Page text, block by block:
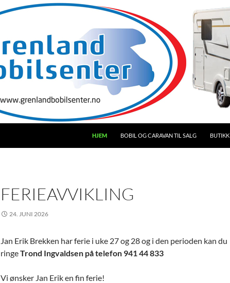
HJEM BOBIL OG CARAVAN TIL SALG BUTIKK
FERIEAVVIKLING
24. JUNI 2026
Jan Erik Brekken har ferie i uke 27 og 28 og i den perioden kan du
ringeTrond Ingvaldsen på telefon 941 44 833
Vi ønsker Jan Erik en fin ferie!